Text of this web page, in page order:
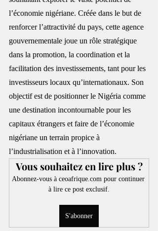
l’économie nigériane. Créée dans le but de
renforcer l’attractivité du pays, cette agence
gouvernementale joue un rôle stratégique
dans la promotion, la coordination et la
facilitation des investissements, tant pour les
investisseurs locaux qu’internationaux. Son
objectif est de positionner le Nigéria comme
une destination incontournable pour les
capitaux étrangers et faire de l’économie
nigériane un terrain propice à
l’industrialisation et à l’innovation.
Vous souhaitez en lire plus ?
Abonnez-vous à ceoafrique.com pour continuer
à lire ce post exclusif.
S'abonner